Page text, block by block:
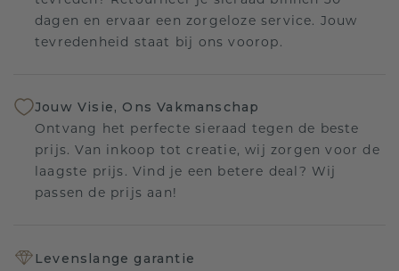
dagen en ervaar een zorgeloze service. Jouw
tevredenheid staat bij ons voorop.
Jouw Visie, Ons Vakmanschap
Ontvang het perfecte sieraad tegen de beste
prijs. Van inkoop tot creatie, wij zorgen voor de
laagste prijs. Vind je een betere deal? Wij
passen de prijs aan!
Levenslange garantie